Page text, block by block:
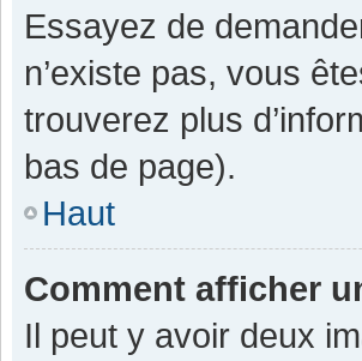
Essayez de
n’existe pas, vous
trouverez plus
bas de page).
Haut
Comment afficher
Il peut y avoir deux